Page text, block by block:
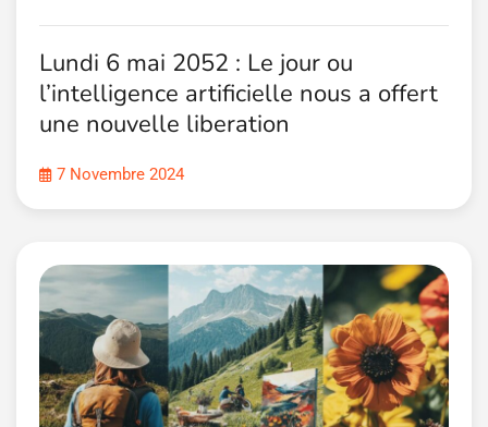
Lundi 6 mai 2052 : Le jour ou
l’intelligence artificielle nous a offert
une nouvelle liberation
7 Novembre 2024